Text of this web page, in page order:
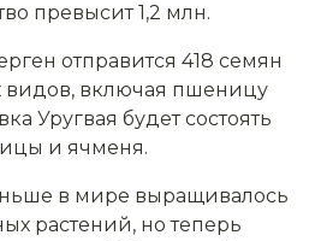
превысит 1,2 млн.
отправится 418 семян
видов, включая пшеницу
Уругвая будет состоять
и ячменя.
в мире выращивалось
растений, но теперь